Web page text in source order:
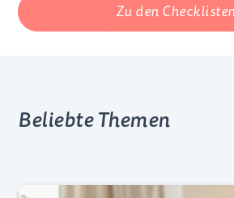
Zu den
Beliebte Themen